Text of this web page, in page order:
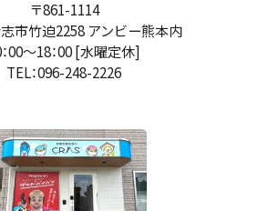
〒861-1114
市竹迫2258 アンビー熊本内
00～18：00[水曜定休]
TEL：096-248-2226